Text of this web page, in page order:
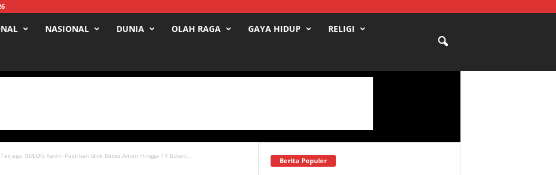
NASIONAL DUNIA OLAH RAGA GAYA HIDUP RELIGI
BULOG Kediri Pastikan Stok Beras Aman Hingga 14 Bulan...
Berita Populer